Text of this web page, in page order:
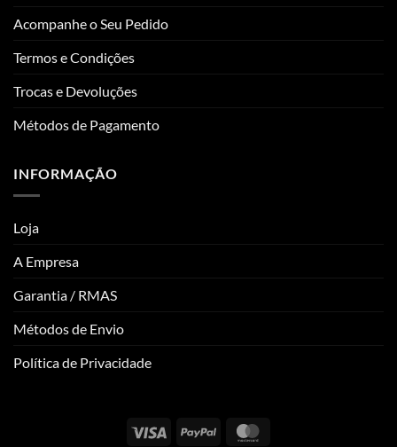
Acompanhe o Seu Pedido
Termos e Condições
Trocas e Devoluções
Métodos de Pagamento
INFORMAÇÃO
Loja
A Empresa
Garantia / RMAS
Métodos de Envio
Política de Privacidade